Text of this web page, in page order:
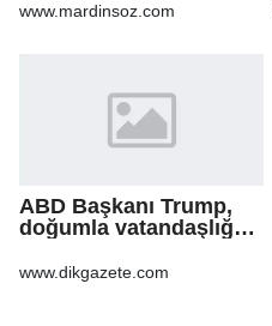
www.mardinsoz.com
ABD Başkanı Trump,
doğumla vatandaşlığa
genişleten
www.dikgazete.com